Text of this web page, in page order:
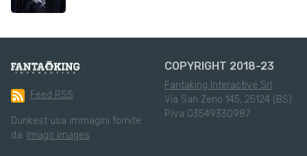
Feed RSS
Dunkest usa immagini fornite
da: Imago Images
COPYRIGHT 2018-23
Fantaking Interactive Srl
Via San Zeno 145, 25124 (BS)
P.Iva 03549330987